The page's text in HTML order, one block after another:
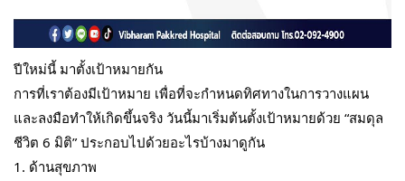
ปีใหม่นี้ มาตั้งเป้าหมายกัน
การที่เราต้องมีเป้าหมาย เพื่อที่จะกำหนดทิศทางในการวางแผน
และลงมือทำให้เกิดขึ้นจริง วันนี้มาเริ่มต้นตั้งเป้าหมายด้วย “สมดุล
ชีวิต 6 มิติ” ประกอบไปด้วยอะไรบ้างมาดูกัน
1. ด้านสุขภาพ